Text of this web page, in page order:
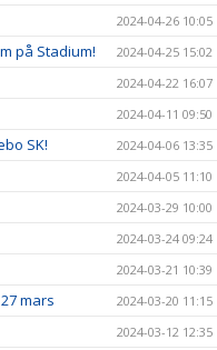
2024-04-26 10:05
på Stadium! 2024-04-25 15:02
2024-04-22 16:07
2024-04-11 09:50
SK! 2024-04-06 13:35
2024-04-05 11:10
2024-03-29 10:00
2024-03-24 09:24
2024-03-21 10:39
mars 2024-03-20 11:15
2024-03-12 12:35